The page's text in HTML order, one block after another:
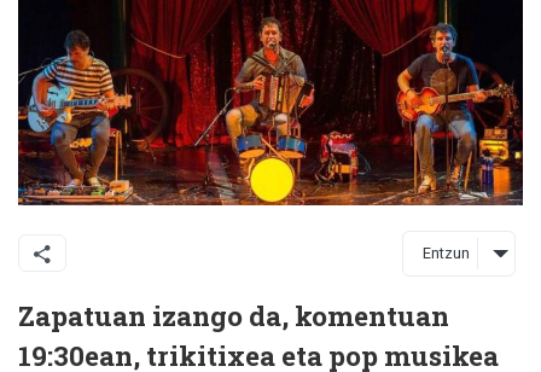
Entzun
Zapatuan izango da, komentuan
19:30ean, trikitixea eta pop musikea